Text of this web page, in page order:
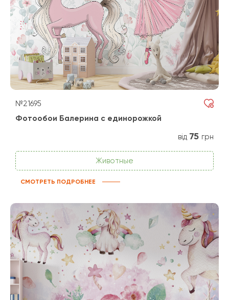
№21695
Фотообои Балерина с единорожкой
від 75 грн
Животные
СМОТРЕТЬ ПОДРОБНЕЕ